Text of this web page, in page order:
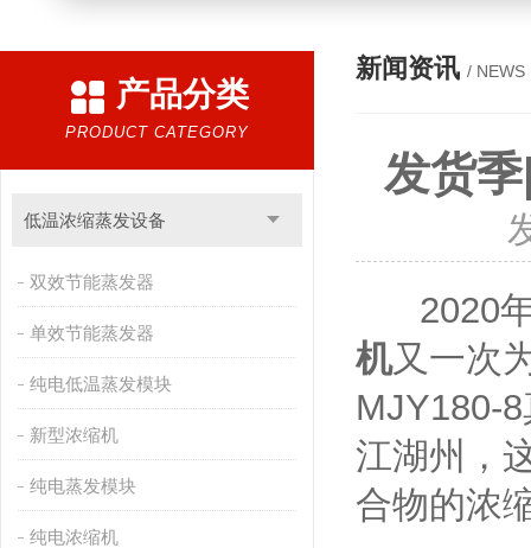
产品分类
PRODUCT CATEGORY
低温浓缩蒸发设备
双效节能蒸发器
单效节能蒸发器
纯电低温蒸发模块
新型浓缩机
纯电蒸发模块
纯电浓缩机
新闻资讯 / NEWS
发货
2020年
机又一次
MJY180-
江湖州，
合物的浓